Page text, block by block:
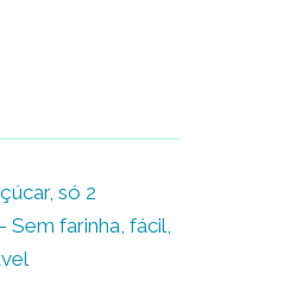
só 2
Sem farinha, fácil,